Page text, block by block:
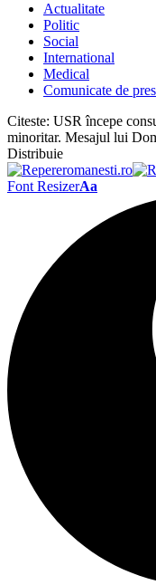
Actualitate
Politic
Social
International
Medical
Comunicate de
Citeste: USR începe
minoritar. Mesajul lui
Distribuie
Font ResizerAa